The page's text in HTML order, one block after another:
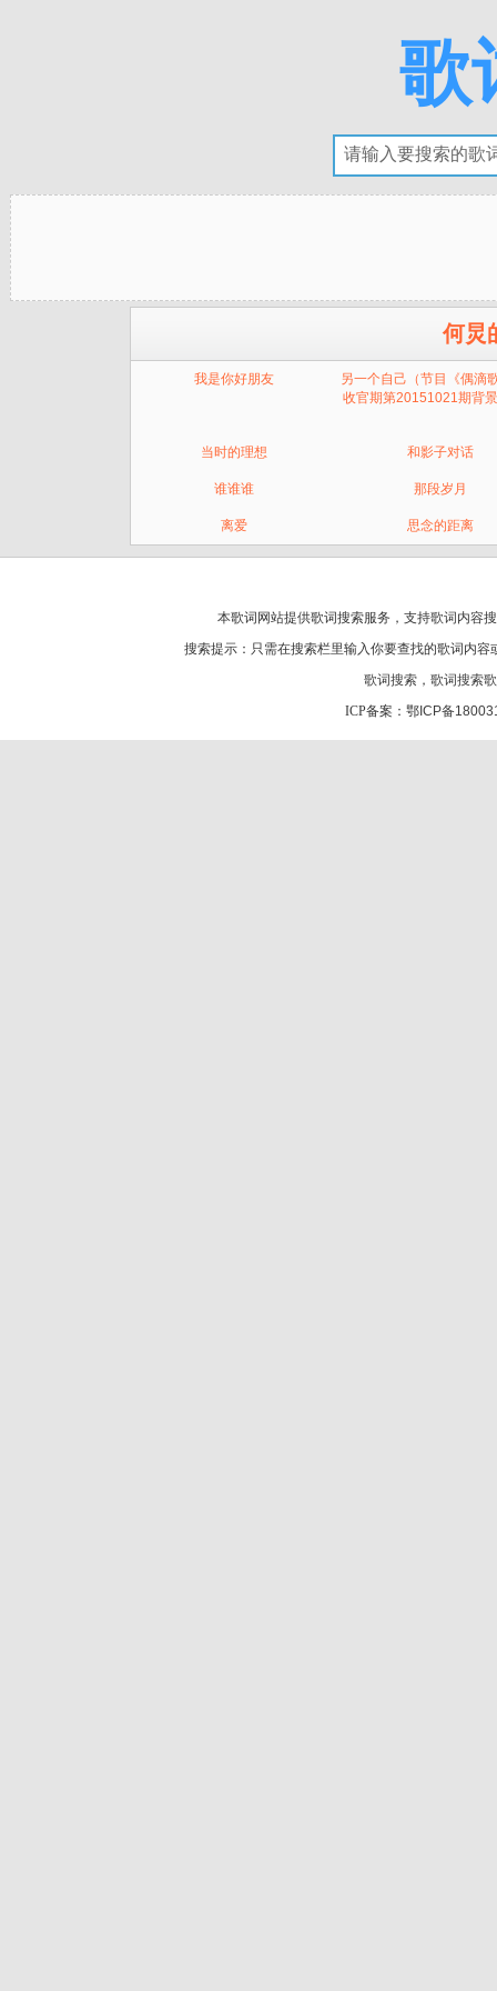
歌
何炅
我是你好朋友
另一个自己（节目《偶滴
收官期第20151021期背
当时的理想 和影子对话
谁谁谁 那段岁月
离爱 思念的距离
本歌词网站提供歌词搜索服务，支持歌词 内容
搜索提示：只需在搜索栏里输入你要查找的歌词内
歌词搜索 ， 歌词搜索
ICP备案： 鄂ICP备